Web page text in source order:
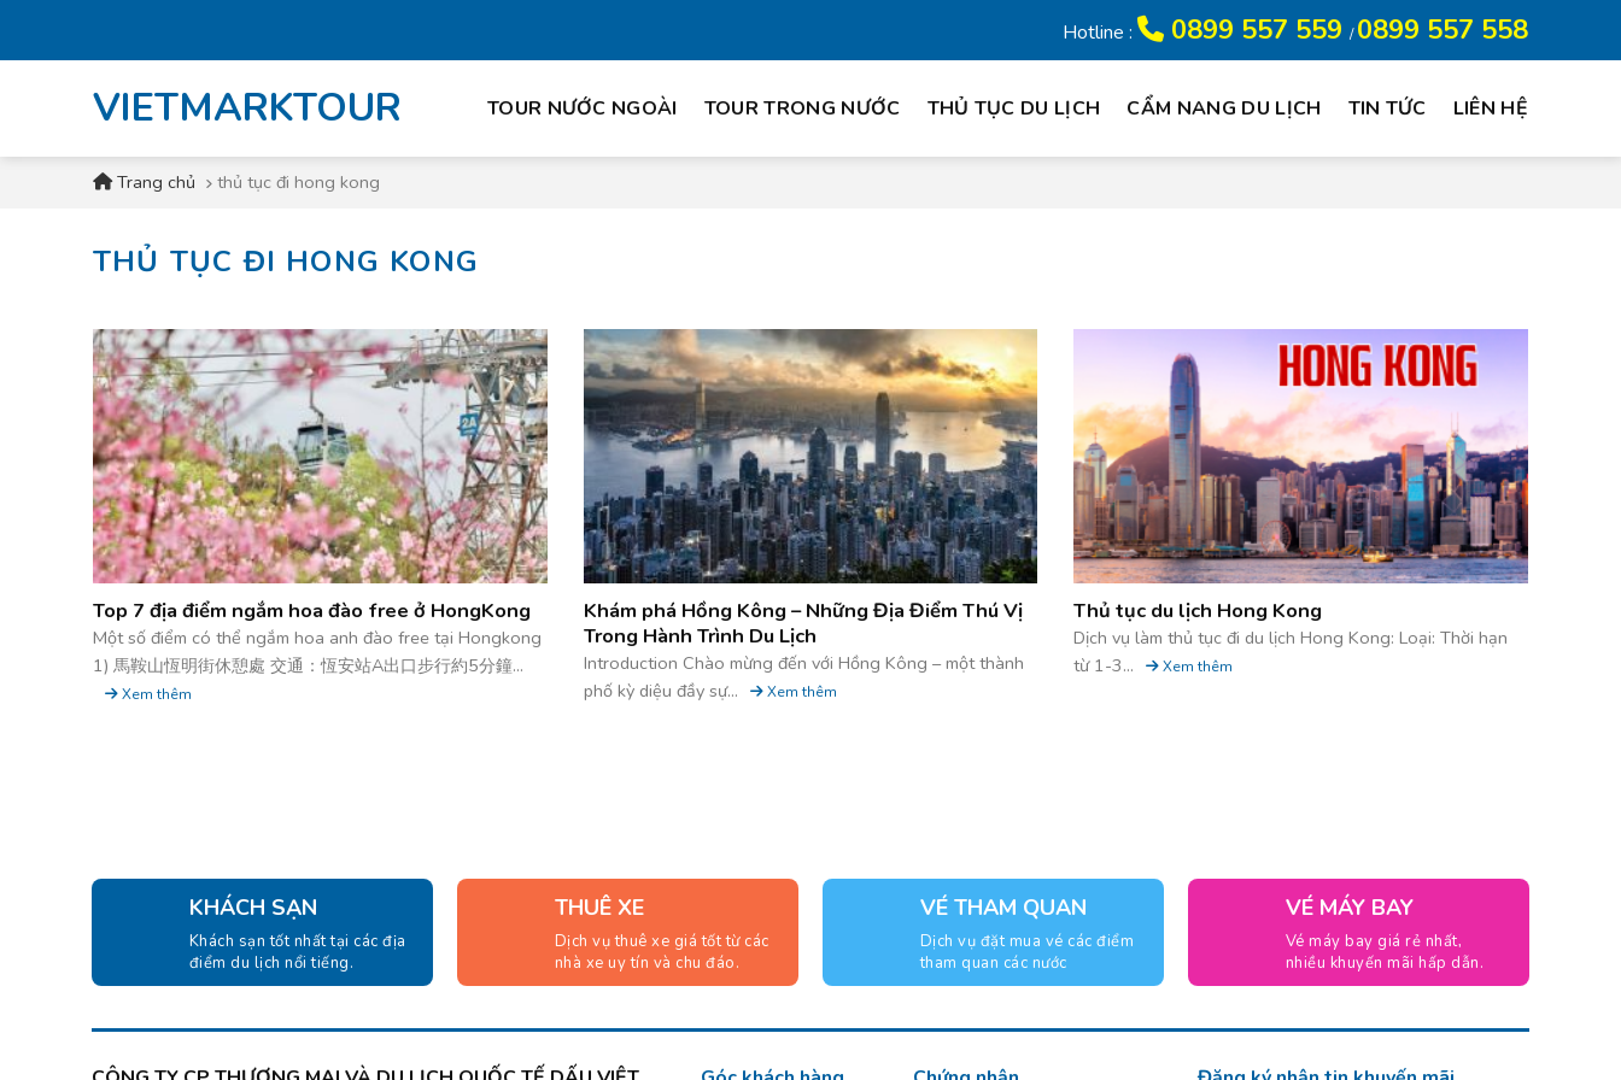
Hotline : 0899 557 559 /0899 557 558
VIETMARKTOUR TOUR NƯỚC NGOÀI TOUR TRONG NƯỚC THỦ TỤC DU LỊCH CẨM NANG DU LỊCH TIN TỨC LIÊN HỆ
Trang chủ thủ tục đi hong kong
THỦ TỤC ĐI HONG KONG
Top 7 địa điểm ngắm hoa đào free ở HongKong
Một số điểm có thể ngắm hoa anh đào free tại Hongkong
1) 馬鞍山恆明街休憩處 交通：恆安站A出口步行約5分鐘...
Xem thêm
Khám phá Hồng Kông – Những Địa Điểm Thú Vị
Trong Hành Trình Du Lịch
Introduction Chào mừng đến với Hồng Kông – một thành
phố kỳ diệu đầy sự...
Xem thêm
Thủ tục du lịch Hong Kong
Dịch vụ làm thủ tục đi du lịch Hong Kong: Loại: Thời hạn
từ 1-3...
Xem thêm
KHÁCH SẠN
Khách sạn tốt nhất tại các địa
điểm du lịch nổi tiếng.
THUÊ XE
Dịch vụ thuê xe giá tốt từ các
nhà xe uy tín và chu đáo.
VÉ THAM QUAN
Dịch vụ đặt mua vé các điểm
tham quan các nước
VÉ MÁY BAY
Vé máy bay giá rẻ nhất,
nhiều khuyến mãi hấp dẫn.